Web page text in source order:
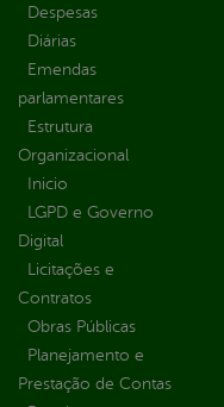
Despesas
Diárias
Emendas
parlamentares
Estrutura
Organizacional
Inicio
LGPD e Governo
Digital
Licitações e
Contratos
Obras Públicas
Planejamento e
Prestação de Contas